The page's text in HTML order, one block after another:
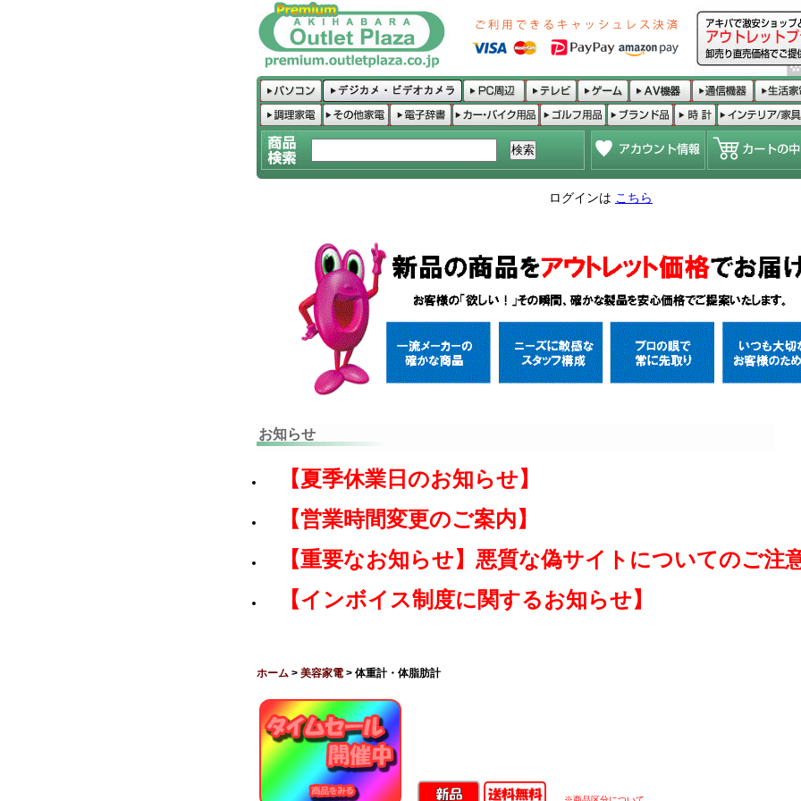
ログインは こちら
お知らせ
【夏季休業日のお知らせ】
【営業時間変更のご案内】
【重要なお知らせ】悪質な偽サイトについてのご注
【インボイス制度に関するお知らせ】
ホーム > 美容家電 > 体重計・体脂肪計